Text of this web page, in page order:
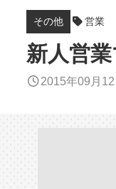
その他 営業
新人営
2015年09月12